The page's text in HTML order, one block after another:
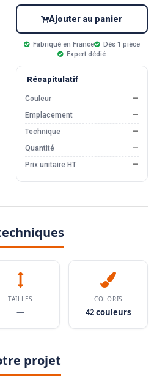
Ajouter au panier
Fabriqué en France
Dès 1 pièce
Expert dédié
Récapitulatif
Couleur
—
Emplacement
—
Technique
—
Quantité
—
Prix unitaire HT
—
TAILLES
—
COLORIS
42 couleurs
projet